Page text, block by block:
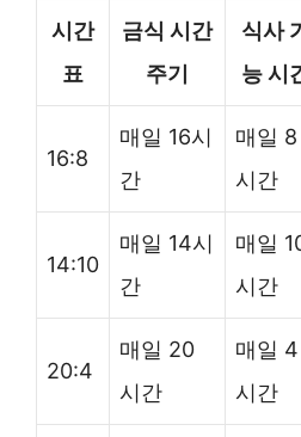
시간
표
금식 시간
주기
식사
능 시
16:8
매일 16시
간
매일 8
시간
14:10
매일 14시
간
매일
시간
20:4
매일 20
시간
매일 4
시간